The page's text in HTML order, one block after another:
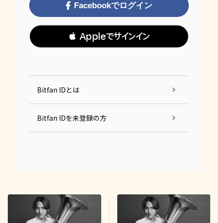
Facebookでログイン
 Appleでサインイン
Bitfan IDとは
Bitfan IDを未登録の方